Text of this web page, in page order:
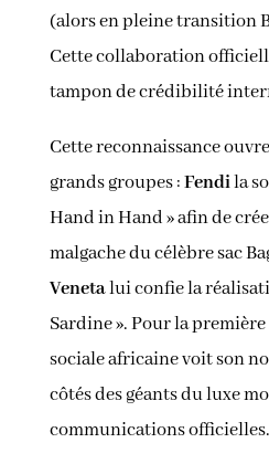
(alors en pleine transition
Cette collaboration
tampon de crédibilité
Cette reconnaissance
grands groupes :Fendila
Hand in Hand » afin de
malgache du célèbre sac
Venetalui confie la
Sardine ». Pour la
sociale africaine voit son
côtés des géants du luxe
communications officielles.